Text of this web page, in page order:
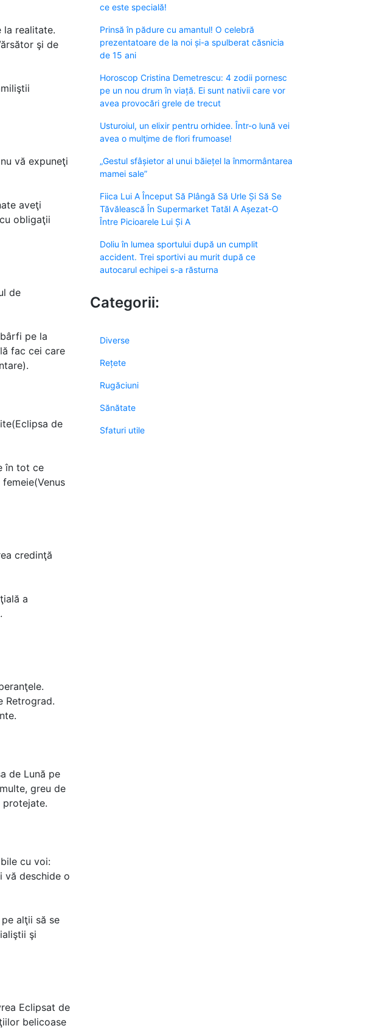
realitate.
şi de
vă expuneţi
aveţi
obligaţii
de
pe la
fac cei care
de
în tot ce
credinţă
a
Retrograd.
de Lună pe
greu de
protejate.
cu voi:
vă deschide o
alţii să se
şi
Eclipsat de
belicoase
ce este specială!
Prinsă în pădure cu amantul! O celebră
prezentatoare de la noi și-a spulberat căsnicia
de 15 ani
Horoscop Cristina Demetrescu: 4 zodii pornesc
pe un nou drum în viață. Ei sunt nativii care vor
avea provocări grele de trecut
Usturoiul, un elixir pentru orhidee. Într-o lună vei
avea o mulţime de flori frumoase!
„Gestul sfâșietor al unui băiețel la înmormântarea
mamei sale”
Fiica Lui A Început Să Plângă Să Urle Și Să Se
Tăvălească În Supermarket Tatăl A Așezat-O
Între Picioarele Lui Și A
Doliu în lumea sportului după un cumplit
accident. Trei sportivi au murit după ce
autocarul echipei s-a răsturna
Categorii:
Diverse
Rețete
Rugăciuni
Sănătate
Sfaturi utile